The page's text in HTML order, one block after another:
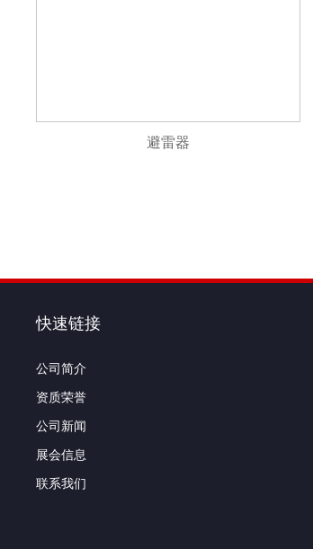
避雷器
快速链接
公司简介
资质荣誉
公司新闻
展会信息
联系我们